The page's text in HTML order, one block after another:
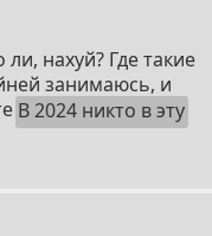
нахуй? Где такие
занимаюсь, и
В 2024 никто в эту